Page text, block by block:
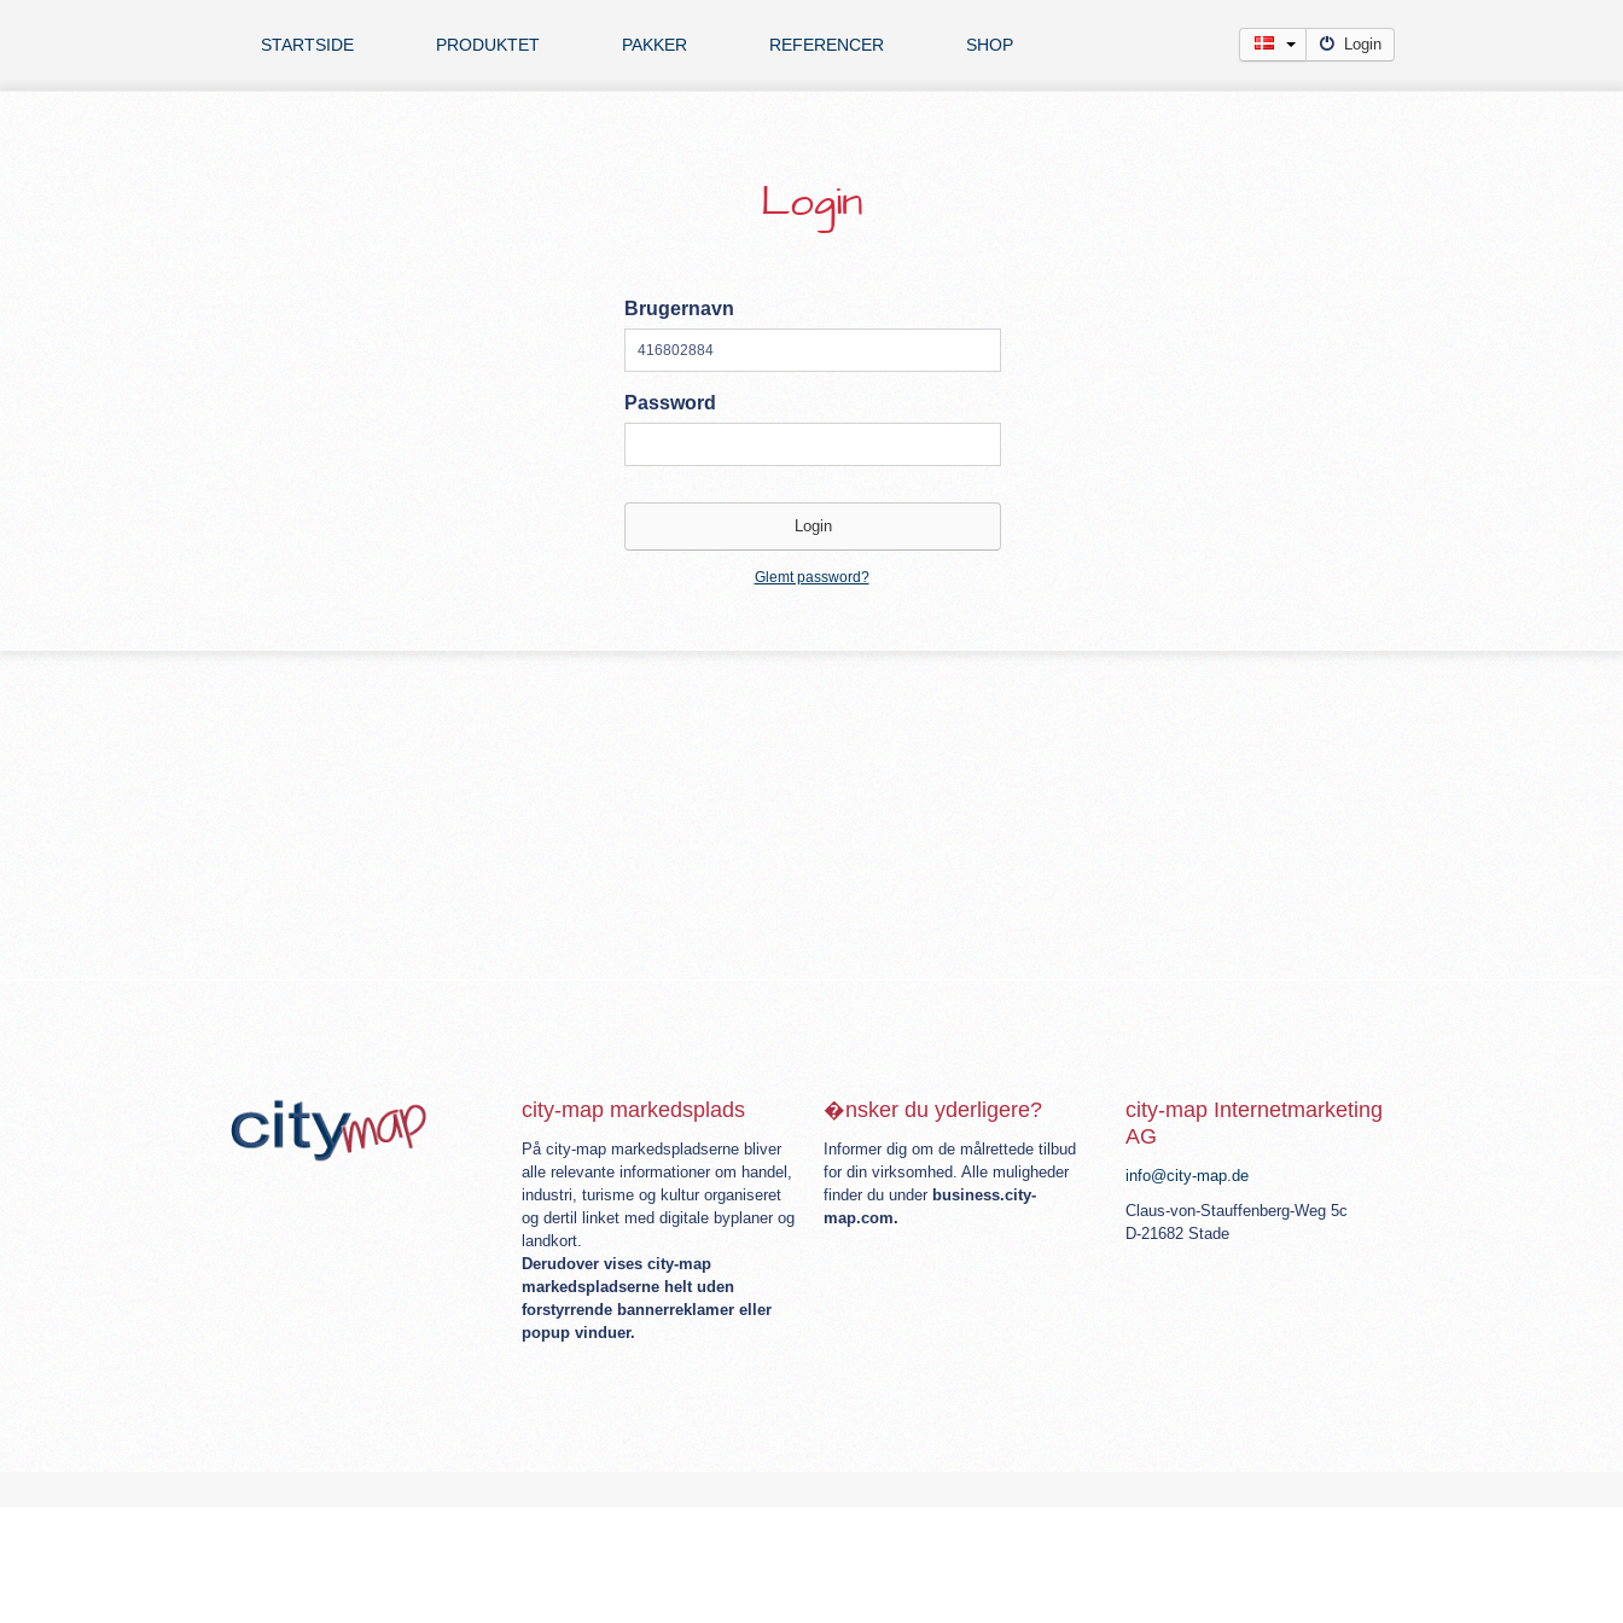
STARTSIDE PRODUKTET PAKKER REFERENCER SHOP Login
Login
Brugernavn
Password
Glemt password?
city-map markedsplads
På city-map markedspladserne bliver
alle relevante informationer om handel,
industri, turisme og kultur organiseret
og dertil linket med digitale byplaner og
landkort.
Derudover vises city-map
markedspladserne helt uden
forstyrrende bannerreklamer eller
popup vinduer.
�nsker du yderligere?
Informer dig om de målrettede tilbud
for din virksomhed. Alle muligheder
finder du under business.city-
map.com.
city-map Internetmarketing
AG
info@city-map.de
Claus-von-Stauffenberg-Weg 5c
D-21682 Stade